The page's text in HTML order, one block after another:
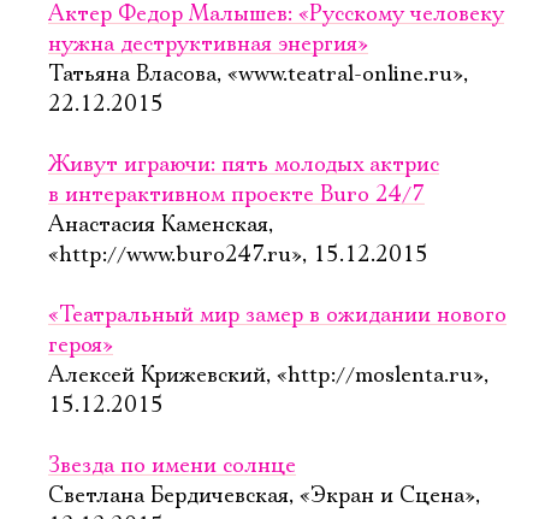
Актер Федор Малышев: «Русскому человеку
нужна деструктивная энергия»
Татьяна Власова, «www.teatral-online.ru»,
22.12.2015
Живут играючи: пять молодых актрис
в интерактивном проекте Buro 24/7
Анастасия Каменская,
«http://www.buro247.ru», 15.12.2015
«Театральный мир замер в ожидании нового
героя»
Алексей Крижевский, «http://moslenta.ru»,
15.12.2015
Звезда по имени солнце
Светлана Бердичевская, «Экран и Сцена»,